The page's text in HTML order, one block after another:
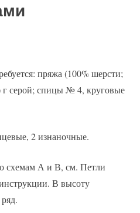
пряжа (100% шерсти;
г серой; спицы № 4, круговые
2 изнаночные.
схемам А и В, см. Петли
В высоту